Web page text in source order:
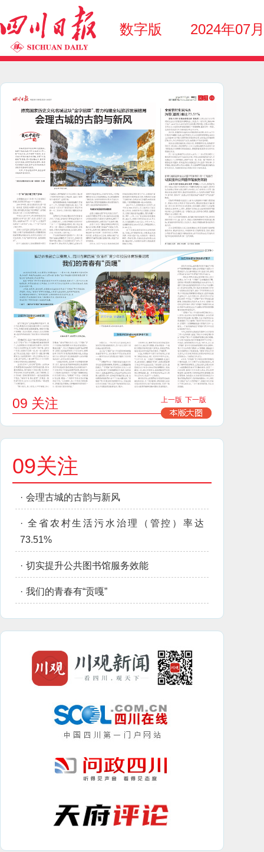
数字版 2024年07
09 关注 上一版 下一版
09关注
· 会理古城的古韵与新风
· 全省农村生活污水治理（管控）率达
73.51%
· 切实提升公共图书馆服务效能
· 我们的青春有“贡嘎”